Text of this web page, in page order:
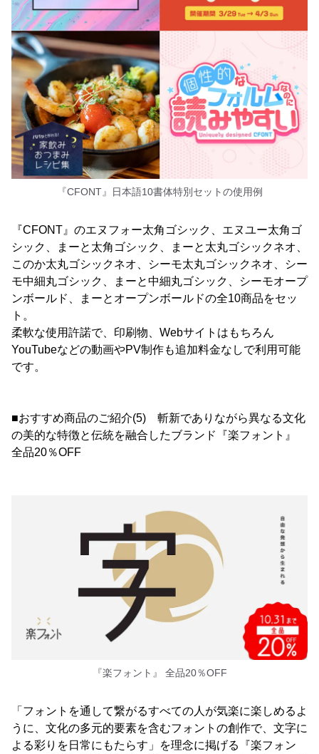
『CFONT』日本語10書体特別セットの使用例
『CFONT』のエヌフォー太角ゴシック、エヌユー太角ゴ
シック、まーと太角ゴシック、まーと太丸ゴシックネオ、
このか太丸ゴシックネオ、シーモ太丸ゴシックネオ、シー
モ中細丸ゴシック、まーと中細丸ゴシック、シーモオープ
ンボールド、まーとオープンボールドの全10商品をセッ
ト。
柔軟な使用許諾で、印刷物、Webサイトはもちろん
YouTubeなどの動画やPV制作も追加料金なしで利用可能
です。
■おすすめ商品のご紹介(5) 斬新でありながら異なる文化
の美的な特徴と伝統を融合したブランド『楽フォント』
全品20％OFF
『楽フォント』 全品20％OFF
「フォントを通して繋がるすべての人が気楽に楽しめるよ
うに、文化の多元的要素を含むフォントの創作で、文字に
よる彩りを日常にもたらす」を理念に掲げる『楽フォン